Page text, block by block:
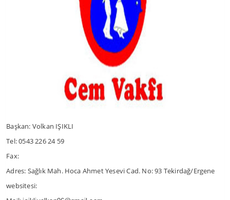
Başkan: Volkan IŞIKLI
Tel: 0543 226 24 59
Fax:
Adres: Sağlık Mah. Hoca Ahmet Yesevi Cad. No: 93 Tekirdağ/Ergene
websitesi: